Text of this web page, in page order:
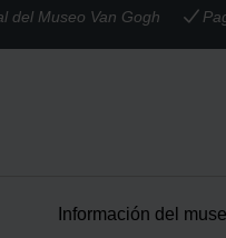
del Museo Van Gogh
Información del